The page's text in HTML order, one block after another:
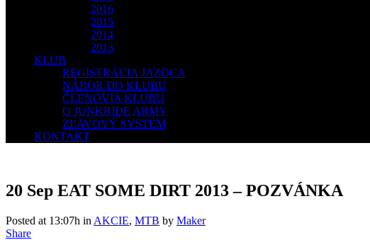
2016
2015
2014
2013
KLUB
REGISTRÁCIA JAZDCA
NÁBOR DO KLUBU
ČLENOVIA KLUBU
O JUNKRIDE ARMY
ZĽAVOVÝ SYSTÉM
KONTAKT
20 Sep EAT SOME DIRT 2013 – POZVÁNKA
Posted at 13:07h in AKCIE, MTB by Maker
Share